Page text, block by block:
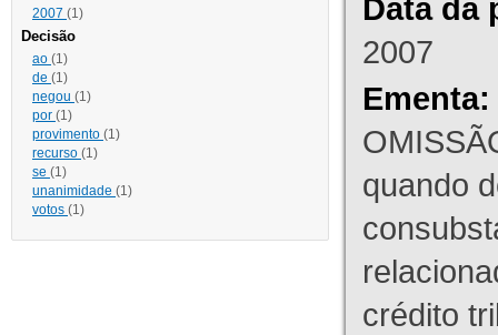
2007 (1)
Decisão
ao (1)
de (1)
negou (1)
por (1)
provimento (1)
recurso (1)
se (1)
unanimidade (1)
votos (1)
Data da
2007
Ementa:
quando
crédito